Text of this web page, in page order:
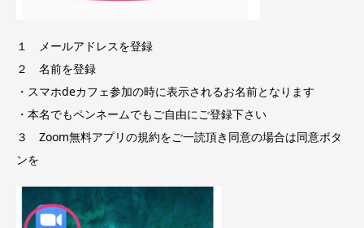
１ メールアドレスを登録
２ 名前を登録
・スマホdeカフェ参加の時に表示されるお名前となります
・本名でもペンネームでもご自由にご登録下さい
３ Zoom無料アプリの規約をご一読頂き同意の場合は同意ボタ
ンを